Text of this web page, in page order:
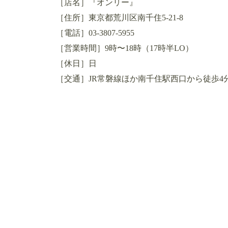
［店名］『オンリー』
［住所］東京都荒川区南千住5-21-8
［電話］03-3807-5955
［営業時間］9時〜18時（17時半LO）
［休日］日
［交通］JR常磐線ほか南千住駅西口から徒歩4